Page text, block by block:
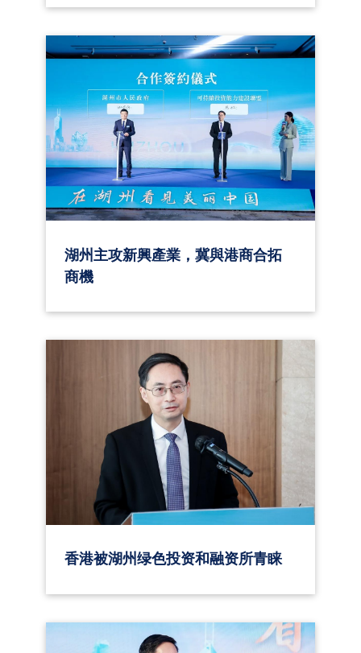
湖州主攻新興產業，冀與港商合拓
商機
香港被湖州绿色投资和融资所青睐